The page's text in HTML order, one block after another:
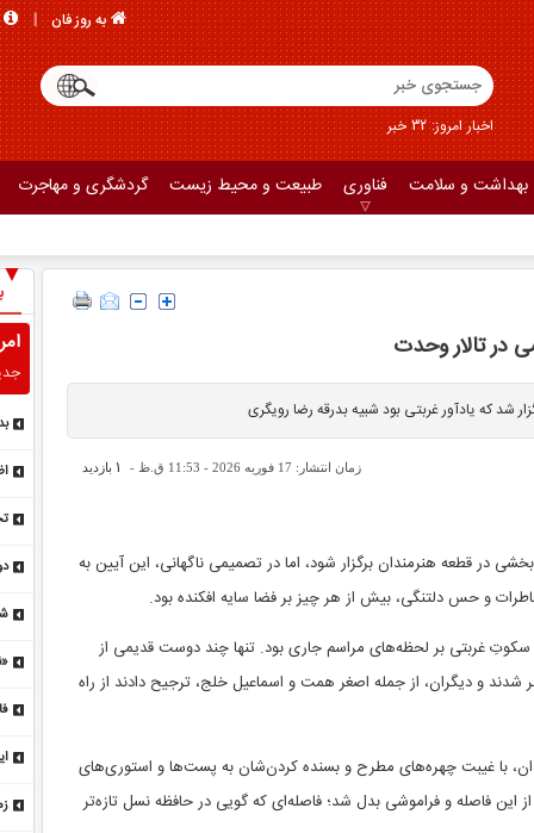
به روز فان
اخبار امروز: 32 خبر
بهداشت و سلامت فناوری طبیعت و محیط زیست گردشگری و مهاجرت
در تالار وحدت
شد که یادآور غربتی بود شبیه بدرقه رضا رویگری
زمان انتشار: 17 فوریه 2026 - 11:53 ق.ظ - 1بازدید
در قطعه هنرمندان برگزار شود، اما در تصمیمی ناگهانی، این آیین به
و حس دلتنگی، بیش از هر چیز بر فضا سایه افکنده بود.
غربتی بر لحظه‌های مراسم جاری بود. تنها چند دوست قدیمی از
شدند و دیگران، از جمله اصغر همت و اسماعیل خلج، ترجیح دادند از راه
با غیبت چهره‌های مطرح و بسنده کردن‌شان به پست‌ها و استوری‌های
این فاصله و فراموشی بدل شد؛ فاصله‌ای که گویی در حافظه نسل تازه‌تر